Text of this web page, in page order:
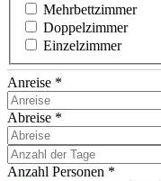
Mehrbettzimmer
Doppelzimmer
Einzelzimmer
Anreise *
Abreise *
Anzahl Personen *